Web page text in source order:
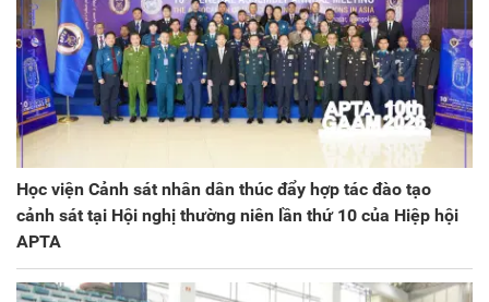
Học viện Cảnh sát nhân dân thúc đẩy hợp tác đào tạo
cảnh sát tại Hội nghị thường niên lần thứ 10 của Hiệp hội
APTA